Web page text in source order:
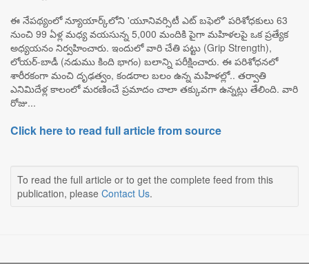
ఈ నేపథ్యంలో న్యూయార్క్‌లోని 'యూనివర్సిటీ ఎట్ బఫెలో' పరిశోధకులు 63
నుంచి 99 ఏళ్ల మధ్య వయసున్న 5,000 మందికి పైగా మహిళలపై ఒక ప్రత్యేక
అధ్యయనం నిర్వహించారు. ఇందులో వారి చేతి పట్టు (Grip Strength),
లోయర్-బాడీ (నడుము కింది భాగం) బలాన్ని పరీక్షించారు. ఈ పరిశోధనలో
శారీరకంగా మంచి దృఢత్వం, కండరాల బలం ఉన్న మహిళల్లో.. తర్వాతి
ఎనిమిదేళ్ల కాలంలో మరణించే ప్రమాదం చాలా తక్కువగా ఉన్నట్లు తేలింది. వారి
రోజు...
Click here to read full article from source
To read the full article or to get the complete feed from this
publication, please Contact Us.